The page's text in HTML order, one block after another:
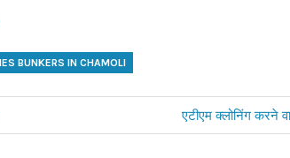
BUNKERS IN CHAMOLI
Next
Post:
एटीएम क्लोनिंग करने